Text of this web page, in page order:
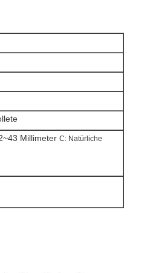
Millimeter C: Natürliche